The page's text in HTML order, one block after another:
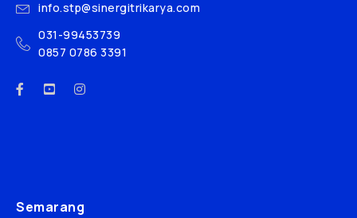
info.stp@sinergitrikarya.com
031-99453739
0857 0786 3391
Semarang